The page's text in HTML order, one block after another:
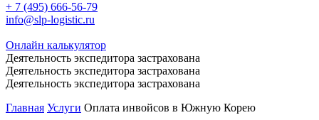
+ 7 (495) 666-56-79
info@slp-logistic.ru
Онлайн калькулятор
Деятельность экспедитора застрахована
Деятельность экспедитора застрахована
Деятельность экспедитора застрахована
Главная Услуги Оплата инвойсов в Южную Корею